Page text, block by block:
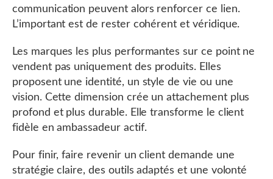
communication peuvent alors renforcer ce lien.
L’important est de rester cohérent et véridique.
Les marques les plus performantes sur ce point ne
vendent pas uniquement des produits. Elles
proposent une identité, un style de vie ou une
vision. Cette dimension crée un attachement plus
profond et plus durable. Elle transforme le client
fidèle en ambassadeur actif.
Pour finir, faire revenir un client demande une
stratégie claire, des outils adaptés et une volonté